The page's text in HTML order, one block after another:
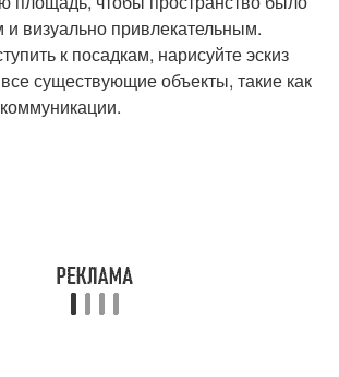
визуально привлекательным.
к посадкам, нарисуйте эскиз
существующие объекты, такие как